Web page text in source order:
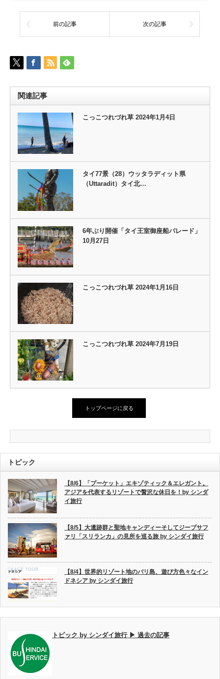
前の記事 次の記事
関連記事
こっこつれづれ草 2024年1月4日
タイ77景（28）ウッタラディット県
（Uttaradit）タイ北…
6年ぶり開催「タイ王室御座船パレード」
10月27日
こっこつれづれ草 2024年1月16日
こっこつれづれ草 2024年7月19日
トップページに戻る
トピック
【8/6】「プーケット」エキゾティック＆エレガント。
アジアを代表するリゾートで贅沢な休日を！by シンダ
イ旅行
【8/5】大遺跡群と聖地キャンディーそしてジープサフ
ァリ「スリランカ」の見所を巡る旅 by シンダイ旅行
【8/4】世界的リゾート地のバリ島、遊び方色々なイン
ドネシア by シンダイ旅行
トピック by シンダイ旅行 ▶ 過去の記事